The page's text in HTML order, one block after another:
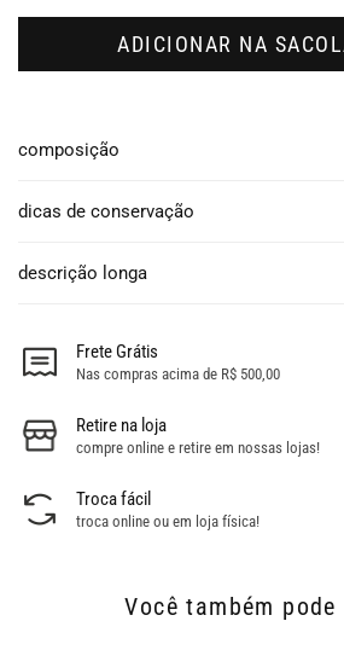
ADICIONAR NA
composição
dicas de conservação
descrição longa
Frete Grátis
Nas compras acima de R$ 500,00
Retire na loja
compre online e retire em nossas lojas!
Troca fácil
troca online ou em loja física!
Você também